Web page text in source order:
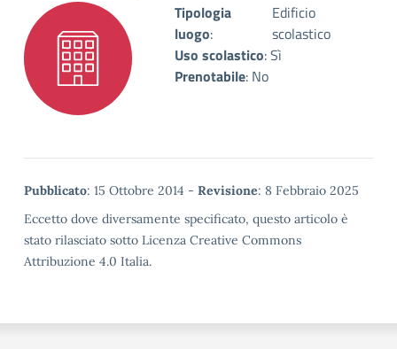
Tipologia
luogo:
Edificio
scolastico
Uso scolastico:Sì
Prenotabile: No
Metadata
Pubblicato: 15 Ottobre 2014 - Revisione: 8 Febbraio 2025
Eccetto dove diversamente specificato, questo articolo è
stato rilasciato sotto Licenza Creative Commons
Attribuzione 4.0 Italia.